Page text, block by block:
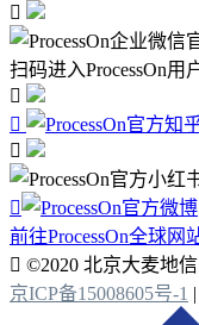

扫码进入ProcessOn用




前往ProcessOn全球网
 ©2020 北京大麦地
京ICP备15008605号-1 |